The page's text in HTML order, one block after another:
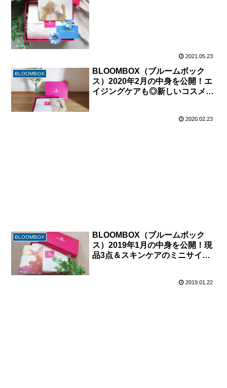
2021.05.23
BLOOMBOX
BLOOMBOX（ブルームボック
ス）2020年2月の中身を公開！エ
イジングケアも◎新しいコスメで
2020.02.23
BLOOMBOX
BLOOMBOX（ブルームボック
ス）2019年1月の中身を公開！現
品3点＆スキンケアのミニサイズ
2019.01.22